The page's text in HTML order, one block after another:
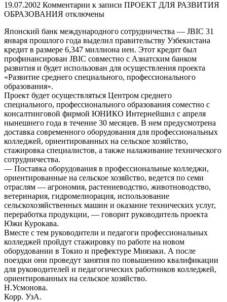
19.07.2002 Комментарии к записи ПРОЕКТ ДЛЯ РАЗВИТИЯ
ОБРАЗОВАНИЯ отключены
Японский банк международного сотрудничества — JBIC 31
января прошлого года выделил правительству Узбекистана
кредит в размере 6,347 миллиона иен. Этот кредит был
профинансирован JBIC совместно с Азиатским банком
развития и будет использован для осуществления проекта
«Развитие среднего специального, профессионального
образования».
Проект будет осуществляться Центром среднего
специального, профессионального образования соместно с
консалтинговой фирмой ЮНИКО Интернейшнл с апреля
нынешнего года в течение 30 месяцев. В нем предусмотрена
доставка современного оборудования для профессиональных
колледжей, ориентированных на сельское хозяйство,
стажировка специалистов, а также налаживание технического
сотрудничества.
— Поставка оборудования в профессиональные колледжи,
ориентированные на сельское хозяйство, ведется по семи
отраслям — агрономия, растениеводство, животноводство,
ветеринария, гидромелиорация, использование
сельскохозяйственных машин и оказание технических услуг,
переработка продукции, — говорит руководитель проекта
Южи Курокава.
Вместе с тем руководители и педагоги профессиональных
колледжей пройдут стажировку по работе на новом
оборудовании в Токио и префектуре Миязаки. А после
поездки они проведут занятия по повышению квалификации
для руководителей и педагогических работников колледжей,
ориентированных на сельское хозяйство.
Н.Усмонова.
Корр. УзА.